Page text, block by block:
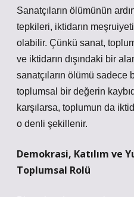
Sanatçıların ölümünün
tepkileri, iktidarın
olabilir. Çünkü sanat,
ve iktidarın dışındaki bir
sanatçıların ölümü sadece
toplumsal bir değerin
karşılarsa, toplumun da
o denli şekillenir.
Demokrasi, Katılım ve
Toplumsal Rolü